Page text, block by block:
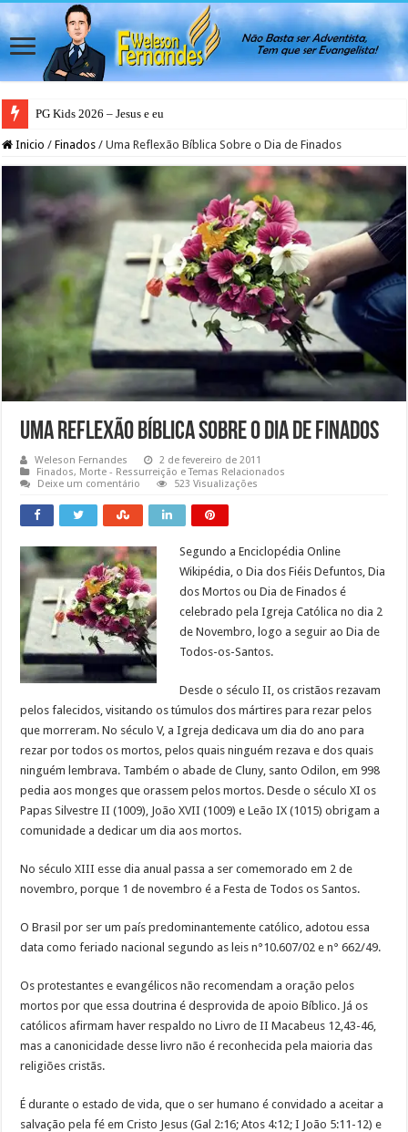
PG Kids 2026 – Jesus e eu
Inicio / Finados / Uma Reflexão Bíblica Sobre o Dia de Finados
Uma Reflexão Bíblica Sobre o Dia de Finados
Weleson Fernandes
2 de fevereiro de 2011
Finados, Morte - Ressurreição e Temas Relacionados
Deixe um comentário
523 Visualizações
Segundo a Enciclopédia Online
Wikipédia, o Dia dos Fiéis Defuntos, Dia
dos Mortos ou Dia de Finados é
celebrado pela Igreja Católica no dia 2
de Novembro, logo a seguir ao Dia de
Todos-os-Santos.
Desde o século II, os cristãos rezavam
pelos falecidos, visitando os túmulos dos mártires para rezar pelos
que morreram. No século V, a Igreja dedicava um dia do ano para
rezar por todos os mortos, pelos quais ninguém rezava e dos quais
ninguém lembrava. Também o abade de Cluny, santo Odilon, em 998
pedia aos monges que orassem pelos mortos. Desde o século XI os
Papas Silvestre II (1009), João XVII (1009) e Leão IX (1015) obrigam a
comunidade a dedicar um dia aos mortos.
No século XIII esse dia anual passa a ser comemorado em 2 de
novembro, porque 1 de novembro é a Festa de Todos os Santos.
O Brasil por ser um país predominantemente católico, adotou essa
data como feriado nacional segundo as leis n°10.607/02 e n° 662/49.
Os protestantes e evangélicos não recomendam a oração pelos
mortos por que essa doutrina é desprovida de apoio Bíblico. Já os
católicos afirmam haver respaldo no Livro de II Macabeus 12,43-46,
mas a canonicidade desse livro não é reconhecida pela maioria das
religiões cristãs.
É durante o estado de vida, que o ser humano é convidado a aceitar a
salvação pela fé em Cristo Jesus (Gal 2:16; Atos 4:12; I João 5:11-12) e